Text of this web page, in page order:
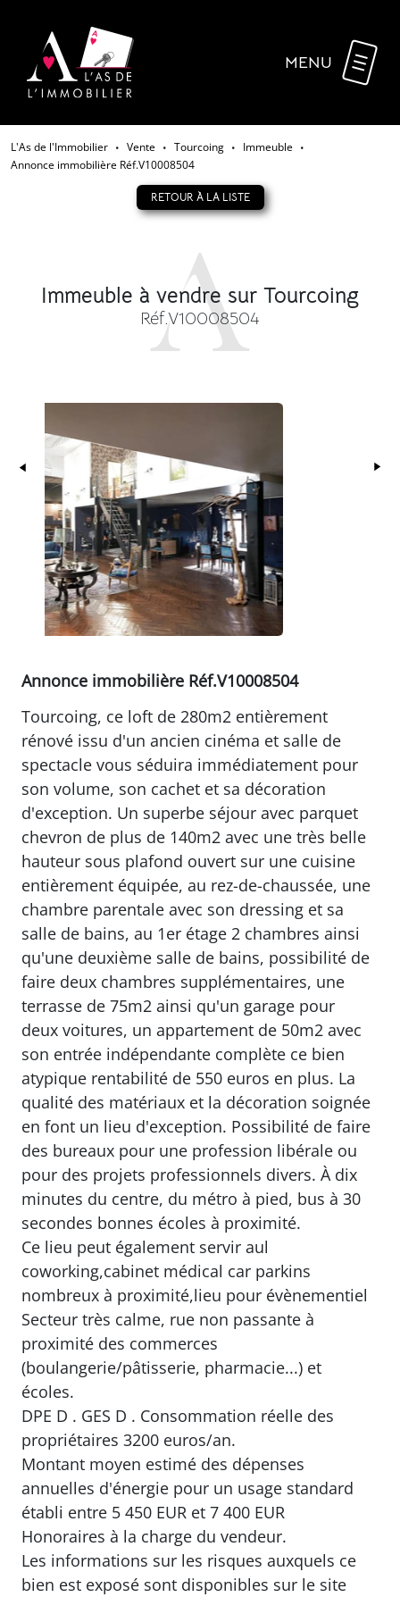
MENU
L'As de l'Immobilier • Vente • Tourcoing • Immeuble •
Annonce immobilière Réf.V10008504
RETOUR À LA LISTE
Immeuble à vendre sur Tourcoing
Réf.V10008504
Précédent
Annonce immobilière Réf.V10008504
Tourcoing, ce loft de 280m2 entièrement
rénové issu d'un ancien cinéma et salle de
spectacle vous séduira immédiatement pour
son volume, son cachet et sa décoration
d'exception. Un superbe séjour avec parquet
chevron de plus de 140m2 avec une très belle
hauteur sous plafond ouvert sur une cuisine
entièrement équipée, au rez-de-chaussée, une
chambre parentale avec son dressing et sa
salle de bains, au 1er étage 2 chambres ainsi
qu'une deuxième salle de bains, possibilité de
faire deux chambres supplémentaires, une
terrasse de 75m2 ainsi qu'un garage pour
deux voitures, un appartement de 50m2 avec
son entrée indépendante complète ce bien
atypique rentabilité de 550 euros en plus. La
qualité des matériaux et la décoration soignée
en font un lieu d'exception. Possibilité de faire
des bureaux pour une profession libérale ou
pour des projets professionnels divers. À dix
minutes du centre, du métro à pied, bus à 30
secondes bonnes écoles à proximité.
Ce lieu peut également servir aul
coworking,cabinet médical car parkins
nombreux à proximité,lieu pour évènementiel
Secteur très calme, rue non passante à
proximité des commerces
(boulangerie/pâtisserie, pharmacie...) et
écoles.
DPE D . GES D . Consommation réelle des
propriétaires 3200 euros/an.
Montant moyen estimé des dépenses
annuelles d'énergie pour un usage standard
établi entre 5 450 EUR et 7 400 EUR
Honoraires à la charge du vendeur.
Les informations sur les risques auxquels ce
bien est exposé sont disponibles sur le site